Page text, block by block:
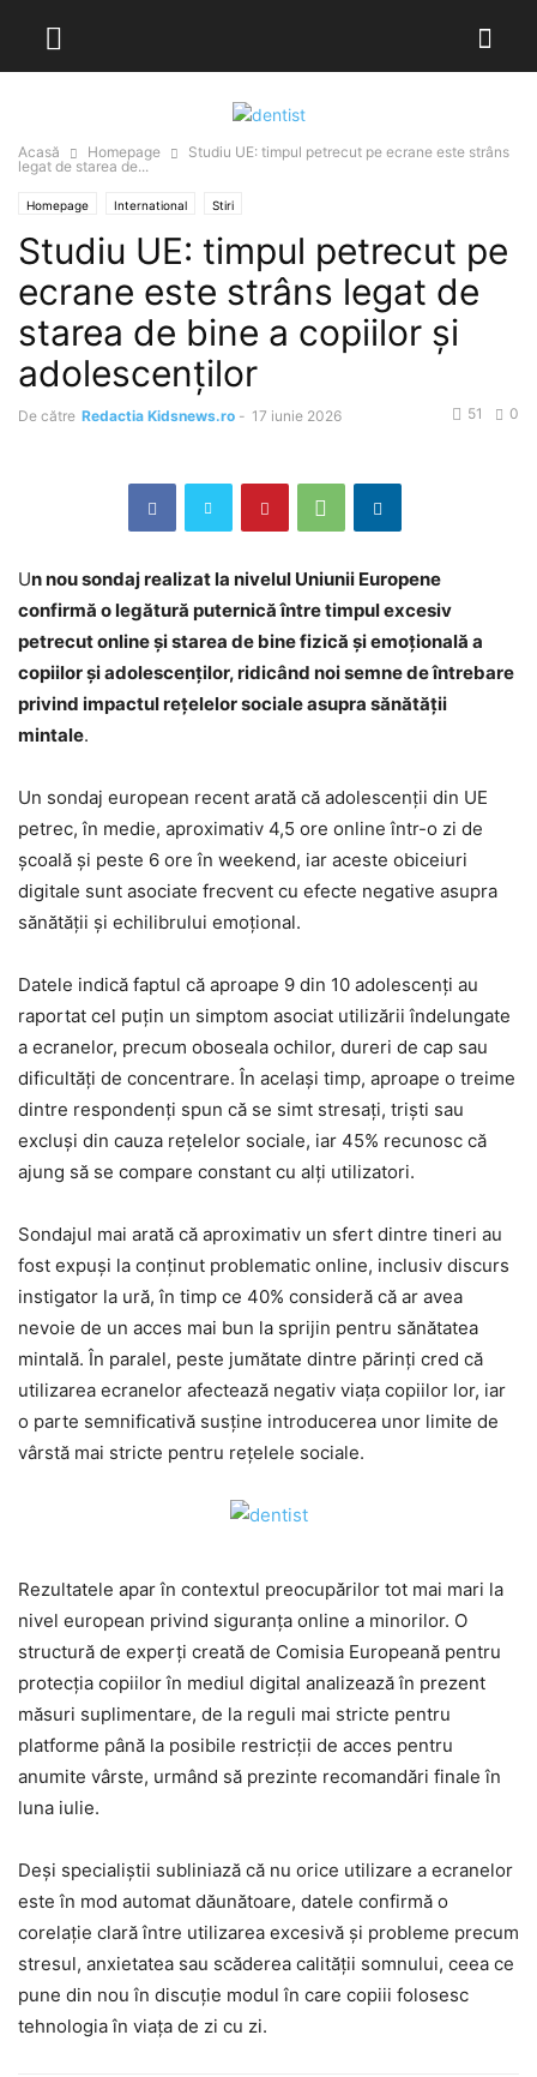
Acasă Homepage
Studiu UE: timpul petrecut pe ecrane este strâns
legat de starea de...
Homepage International Stiri
Studiu UE: timpul petrecut pe
ecrane este strâns legat de
starea de bine a copiilor și
adolescenților
De către Redactia Kidsnews.ro - 17 iunie 2026 0
51
Un nou sondaj realizat la nivelul Uniunii Europene
confirmă o legătură puternică între timpul excesiv
petrecut online și starea de bine fizică și emoțională a
copiilor și adolescenților, ridicând noi semne de întrebare
privind impactul rețelelor sociale asupra sănătății
mintale.
Un sondaj european recent arată că adolescenții din UE
petrec, în medie, aproximativ 4,5 ore online într-o zi de
școală și peste 6 ore în weekend, iar aceste obiceiuri
digitale sunt asociate frecvent cu efecte negative asupra
sănătății și echilibrului emoțional.
Datele indică faptul că aproape 9 din 10 adolescenți au
raportat cel puțin un simptom asociat utilizării îndelungate
a ecranelor, precum oboseala ochilor, dureri de cap sau
dificultăți de concentrare. În același timp, aproape o treime
dintre respondenți spun că se simt stresați, triști sau
excluși din cauza rețelelor sociale, iar 45% recunosc că
ajung să se compare constant cu alți utilizatori.
Sondajul mai arată că aproximativ un sfert dintre tineri au
fost expuși la conținut problematic online, inclusiv discurs
instigator la ură, în timp ce 40% consideră că ar avea
nevoie de un acces mai bun la sprijin pentru sănătatea
mintală. În paralel, peste jumătate dintre părinți cred că
utilizarea ecranelor afectează negativ viața copiilor lor, iar
o parte semnificativă susține introducerea unor limite de
vârstă mai stricte pentru rețelele sociale.
Rezultatele apar în contextul preocupărilor tot mai mari la
nivel european privind siguranța online a minorilor. O
structură de experți creată de Comisia Europeană pentru
protecția copiilor în mediul digital analizează în prezent
măsuri suplimentare, de la reguli mai stricte pentru
platforme până la posibile restricții de acces pentru
anumite vârste, urmând să prezinte recomandări finale în
luna iulie.
Deși specialiștii subliniază că nu orice utilizare a ecranelor
este în mod automat dăunătoare, datele confirmă o
corelație clară între utilizarea excesivă și probleme precum
stresul, anxietatea sau scăderea calității somnului, ceea ce
pune din nou în discuție modul în care copiii folosesc
tehnologia în viața de zi cu zi.